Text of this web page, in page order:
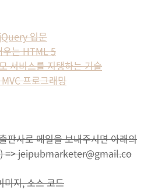
입문
우는 HTML 5
서비스를 지탱하는 기술
프로그래밍
판사로 메일을 보내주시면 아래의
) => jeipubmarketer@gmail.co
지, 소스 코드